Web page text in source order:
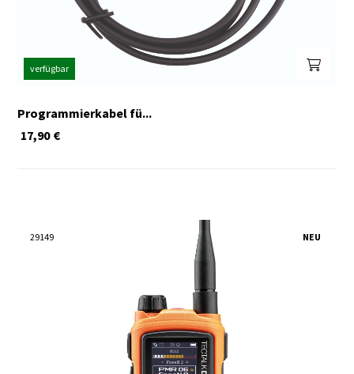
verfügbar
Programmierkabel fü...
€
17,90
NEU
29149